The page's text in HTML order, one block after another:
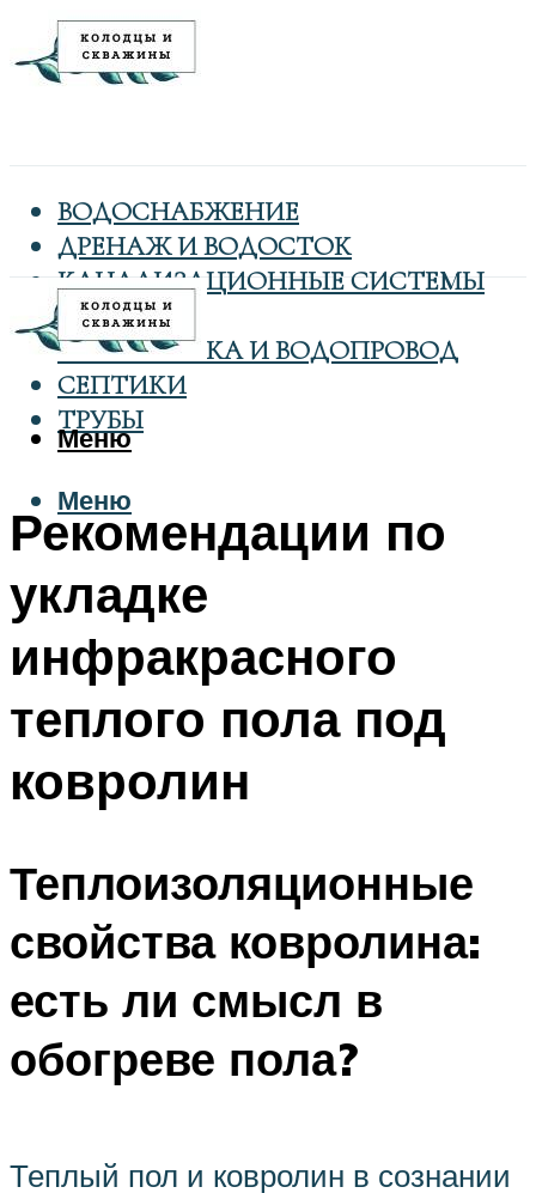
ВОДОСНАБЖЕНИЕ
ДРЕНАЖ И ВОДОСТОК
КАНАЛИЗАЦИОННЫЕ СИСТЕМЫ
КОЛОДЦЫ
САНТЕХНИКА И ВОДОПРОВОД
СЕПТИКИ
ТРУБЫ
Меню
Меню
Рекомендации по
укладке
инфракрасного
теплого пола под
ковролин
Теплоизоляционные
свойства ковролина:
есть ли смысл в
обогреве пола?
Теплый пол и ковролин в сознании